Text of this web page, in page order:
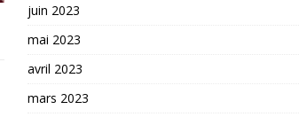
juin 2023
mai 2023
avril 2023
mars 2023